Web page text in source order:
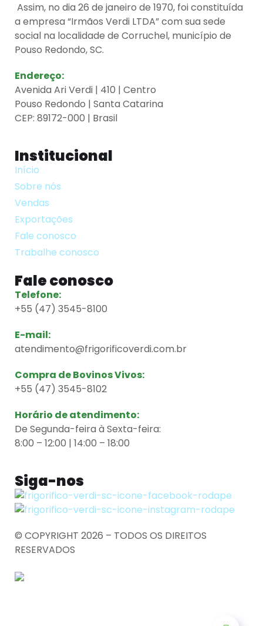
Assim, no dia 26 de janeiro de 1970, foi constituída
a empresa “Irmãos Verdi LTDA” com sua sede
social na localidade de Corruchel, município de
Pouso Redondo, SC.
Endereço:
Avenida Ari Verdi | 410 | Centro
Pouso Redondo | Santa Catarina
CEP: 89172-000 | Brasil
Institucional
Início
Sobre nós
Vendas
Exportações
Fale conosco
Trabalhe conosco
Fale conosco
Telefone:
+55 (47) 3545-8100
E-mail:
atendimento@frigorificoverdi.com.br
Compra de Bovinos Vivos:
+55 (47) 3545-8102
Horário de atendimento:
De Segunda-feira à Sexta-feira:
8:00 – 12:00 | 14:00 – 18:00
Siga-nos
© COPYRIGHT 2026 – TODOS OS DIREITOS
RESERVADOS